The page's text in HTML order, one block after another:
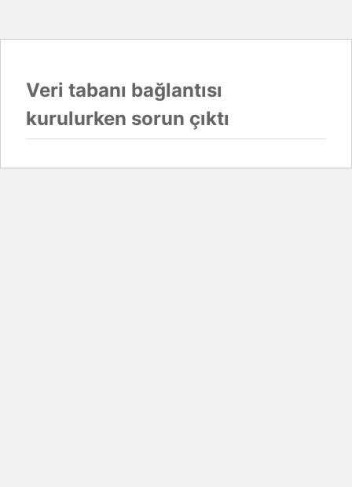
Veri tabanı bağlantısı
kurulurken sorun çıktı